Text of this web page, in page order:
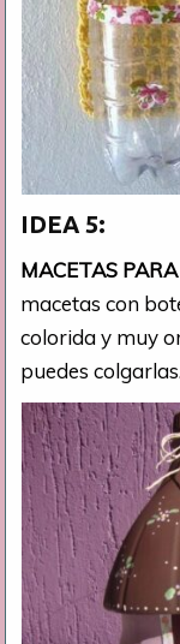
IDEA 5:
MACETAS
macetas con
colorida y muy
puedes